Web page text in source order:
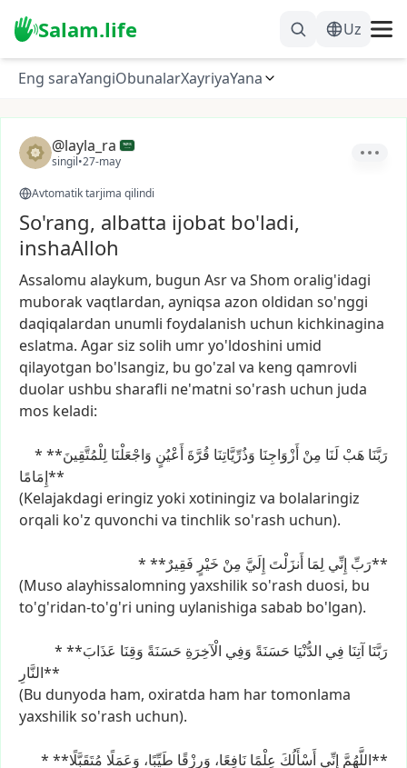
Salam.life Uz
Eng saraYangiObunalarXayriyaYana
@layla_ra
singil•27-may
Avtomatik tarjima qilindi
So'rang, albatta ijobat bo'ladi,
inshaAlloh
Assalomu alaykum, bugun Asrva Shom oralig'idagi
muborakvaqtlardan, ayniqsa azon oldidan so'nggi
daqiqalardan unumli foydalanish uchun kichkinagina
eslatma. Agarsiz solih umryo'ldoshini umid
qilayotgan bo'lsangiz, bu go'zal va keng qamrovli
duolar ushbu sharafli ne'matni so'rash uchun juda
mos keladi:
* **رَبَّنَا هَبْ لَنَا مِنْ أَزْوَاجِنَا وَذُرِّيَّاتِنَا قُرَّةَ أَعْيُنٍ وَاجْعَلْنَا لِلْمُتَّقِينَ
إِمَامًا**
(Kelajakdagi eringiz yoki xotiningiz va bolalaringiz
orqali ko'z quvonchi va tinchlikso'rash uchun).
* **رَبِّ إِنِّي لِمَا أَنزَلْتَ إِلَيَّ مِنْ خَيْرٍ
فَقِيرٌ**
(Muso alayhissalomning yaxshilikso'rash duosi, bu
to'g'ridan-to'g'ri uning uylanishiga sabab bo'lgan).
* **رَبَّنَا آتِنَا فِي الدُّنْيَا حَسَنَةً وَفِي الْآخِرَةِ حَسَنَةً وَقِنَا عَذَابَ
النَّارِ**
(Bu dunyoda ham, oxiratda ham hartomonlama
yaxshilikso'rash uchun).
* **اللَّهُمَّ إِنِّي أَسْأَلُكَ عِلْمًا نَافِعًا، وَرِزْقًا طَيِّبًا، وَعَمَلًا
مُتَقَبَّلًا**